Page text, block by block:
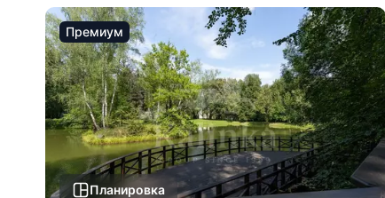
Премиум
Планировка